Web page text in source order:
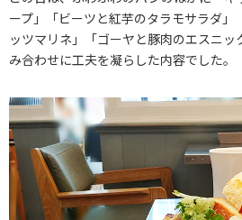
ープ」「ビーツと紅芋のタラモサラダ」
ッツマリネ」「ゴーヤと豚肉のエスニッ
み合わせに工夫を凝らした内容でした。